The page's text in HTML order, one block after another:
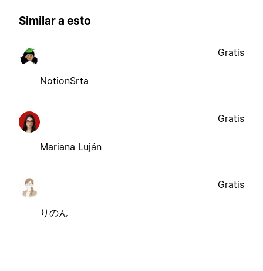
Similar a esto
NotionSrta
Gratis
Mariana Luján
Gratis
りのん
Gratis